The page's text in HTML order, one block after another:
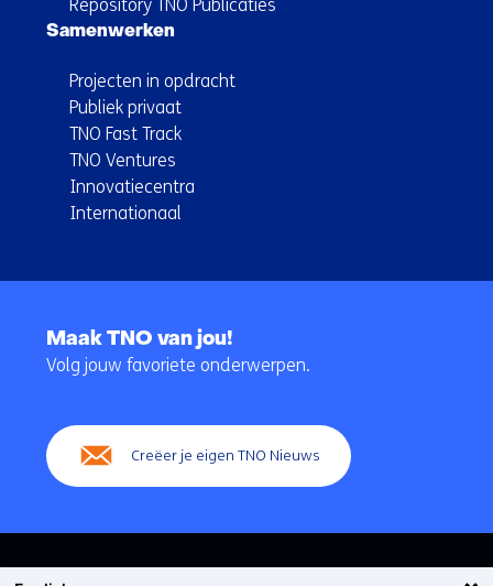
Repository TNO Publicaties
Samenwerken
Projecten in opdracht
Publiek privaat
TNO Fast Track
TNO Ventures
Innovatiecentra
Internationaal
navigatie
Maak TNO van jou!
Volg jouw favoriete onderwerpen.
Creëer je eigen TNO Nieuws